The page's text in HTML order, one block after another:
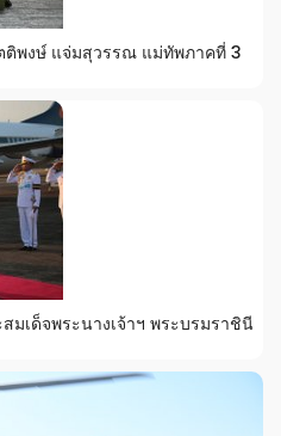
พงษ์ แจ่มสุวรรณ แม่ทัพภาคที่ 3
มเด็จพระนางเจ้าฯ พระบรมราชินี